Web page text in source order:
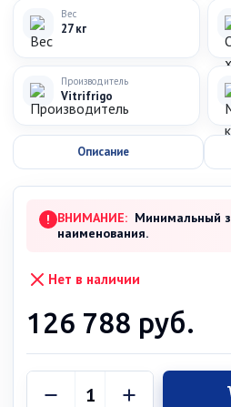
Вес
27 кг
Производитель
Vitrifrigo
Описание
! ВНИМАНИЕ: Минимальный
наименования.
Нет в наличии
126 788 руб.